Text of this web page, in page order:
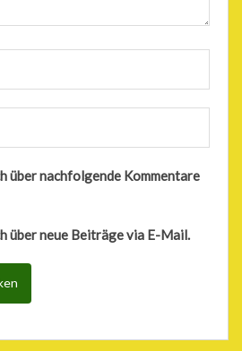
über nachfolgende Kommentare
über neue Beiträge via E-Mail.